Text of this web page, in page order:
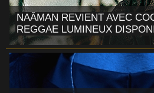
NAÂMAN REVIENT AVEC
REGGAE LUMINEUX